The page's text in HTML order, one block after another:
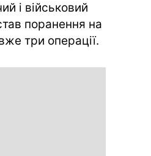
і військовий
поранення на
три операції.